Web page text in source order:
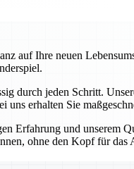
auf Ihre neuen
durch jeden Schritt.
erhalten Sie
Erfahrung und unserem
ohne den Kopf für das